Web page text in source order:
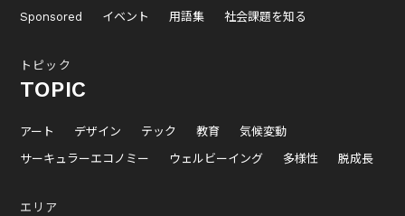
Sponsored
イベント 用語集 社会課題を知る
トピック
TOPIC
アート デザイン テック 教育
気候変動
サーキュラーエコノミー
ウェルビーイング 多様性 脱成長
エリア